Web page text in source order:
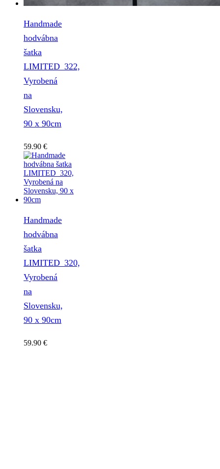
Handmade
hodvábna
šatka
LIMITED_322,
Vyrobená
na
Slovensku,
90 x 90cm
59.90 €
Handmade
hodvábna
šatka
LIMITED_320,
Vyrobená
na
Slovensku,
90 x 90cm
59.90 €